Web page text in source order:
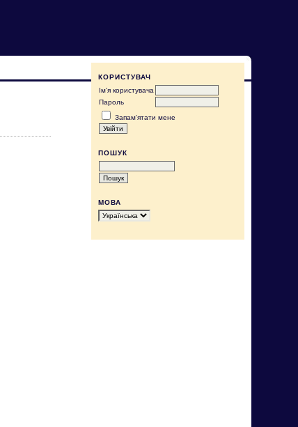
КОРИСТУВАЧ
Ім'я користувача
Пароль
Запам'ятати мене
ПОШУК
МОВА